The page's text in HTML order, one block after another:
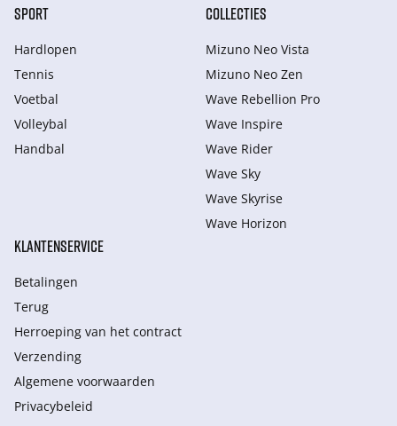
SPORT
Hardlopen
Tennis
Voetbal
Volleybal
Handbal
COLLECTIES
Mizuno Neo Vista
Mizuno Neo Zen
Wave Rebellion Pro
Wave Inspire
Wave Rider
Wave Sky
Wave Skyrise
Wave Horizon
KLANTENSERVICE
Betalingen
Terug
Herroeping van het contract
Verzending
Algemene voorwaarden
Privacybeleid